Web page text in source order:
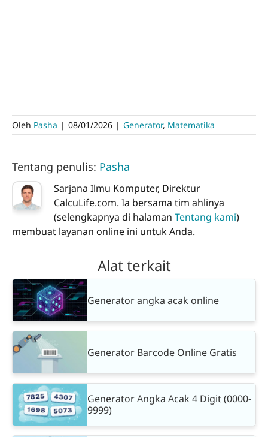
Oleh Pasha | 08/01/2026 | Generator, Matematika
Tentang penulis: Pasha
Sarjana Ilmu Komputer, Direktur
CalcuLife.com. Ia bersama tim ahlinya
(selengkapnya di halaman Tentang kami)
membuat layanan online ini untuk Anda.
Alat terkait
Generator angka acak online
Generator Barcode Online Gratis
Generator Angka Acak 4 Digit (0000-
9999)